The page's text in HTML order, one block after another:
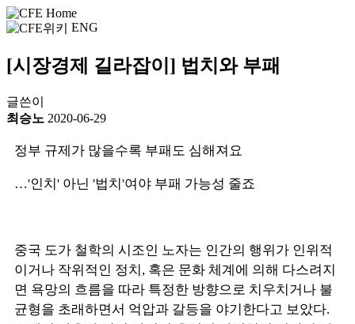
ENG
[시장경제 길라잡이] 법치와 부패
글쓴이
최승노 2020-06-29
정부 규제가 많을수록 부패도 심해져요
…'인치' 아닌 '법치'여야 부패 가능성 줄죠
중국 도가 철학의 시조인 노자는 인간의 행위가 인위적
이거나 작위적인 정치, 혹은 문화 체계에 의해 다스려지
면 욕망의 흐름을 따라 특정한 방향으로 치우치거나 불
균형을 초래하면서 억압과 갈등을 야기한다고 보았다.